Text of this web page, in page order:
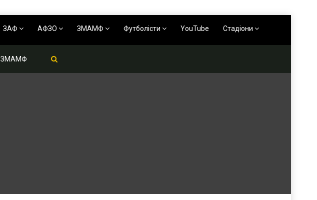
ЗАФ АФЗО ЗМАМФ Футболісти YouTube Стадіони
ЗМАМФ